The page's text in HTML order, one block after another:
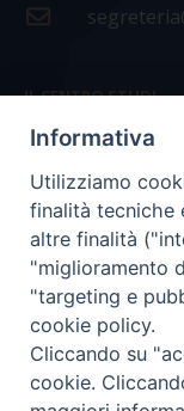
IL CENTRO STUDI
La nostra storia
Statuto
Presidenza e
Consiglio
Coordinamento
Informativa
Utilizziamo
finalità tecniche
altre finalità
"miglioramento
"targeting e
cookie policy.
Cliccando su
cookie.